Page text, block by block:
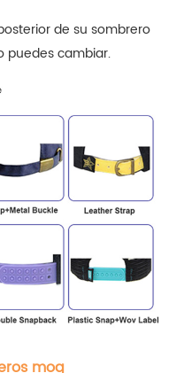
de su sombrero
puedes cambiar.
moq